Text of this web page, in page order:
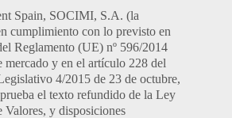
Spain, SOCIMI, S.A. (la
cumplimiento con lo previsto en
Reglamento (UE) nº 596/2014
mercado y en el artículo 228 del
4/2015 de 23 de octubre,
el texto refundido de la Ley
Valores, y disposiciones